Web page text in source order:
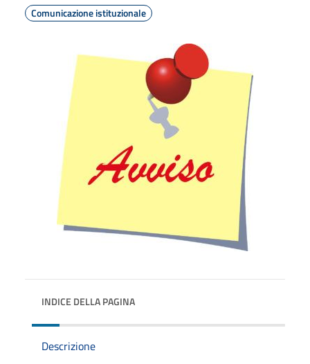
Comunicazione istituzionale
INDICE DELLA PAGINA
Descrizione